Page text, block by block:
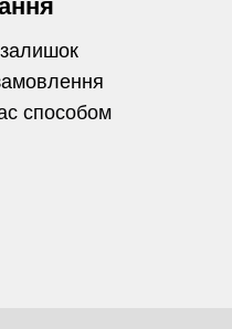
способом